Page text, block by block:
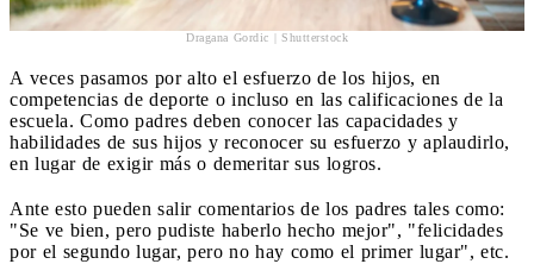
Dragana Gordic | Shutterstock
A veces pasamos por alto el esfuerzo de los hijos, en
competencias de deporte o incluso en las calificaciones de la
escuela. Como padres deben conocer las capacidades y
habilidades de sus hijos y reconocer su esfuerzo y aplaudirlo,
en lugar de exigir más o demeritar sus logros.
Ante esto pueden salir comentarios de los padres tales como:
"Se ve bien, pero pudiste haberlo hecho mejor", "felicidades
por el segundo lugar, pero no hay como el primer lugar", etc.